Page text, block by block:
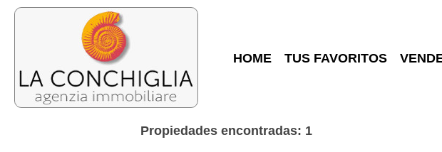
HOME TUS FAVORITOS
Propiedades encontradas: 1